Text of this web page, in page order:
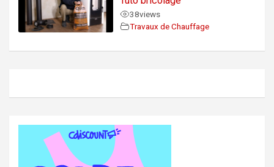
38views
Travaux de Chauffage